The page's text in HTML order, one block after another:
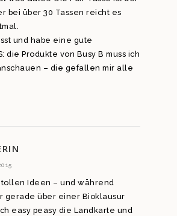
bei über 30 Tassen reicht es
und habe eine gute
die Produkte von Busy B muss ich
– die gefallen mir alle
Ideen – und während
gerade über einer Bioklausur
easy peasy die Landkarte und